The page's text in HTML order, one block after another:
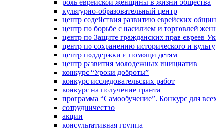
роль еврейской женщины в жизни общества
культурно-образовательный центр
центр содействия развитию еврейских общин
центр по борьбе с насилием и торговлей
центр по Защите гражданских прав евреев
центр по сохранению исторического и
центр поддержки и помощи детям
центр развития молодежных инициатив
конкурс “Уроки доброты”
конкурс исследовательских работ
конкурс на получение гранта
программа “Самообучение”. Конкурс для
сотрудничество
акции
консультативная группа